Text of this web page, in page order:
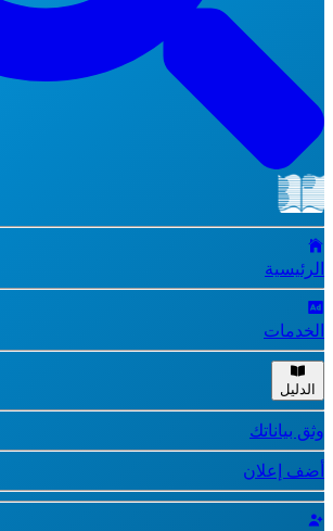
الرئيسية
الخدمات
الدليل
وثق بياناتك
أضف إعلان